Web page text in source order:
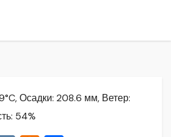
Осадки: 208.6 мм, Ветер:
54%